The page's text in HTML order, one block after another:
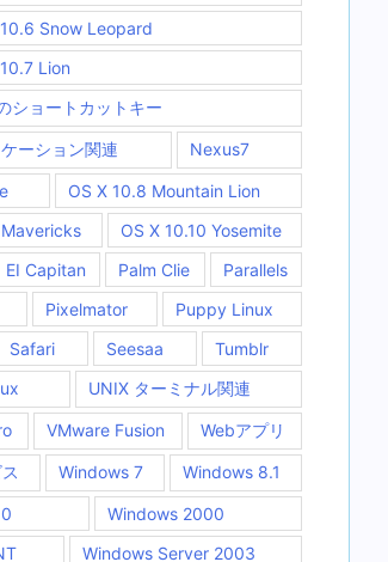
Snow Leopard
Lion
ショートカットキー
ーション関連 Nexus7
OS X 10.8 Mountain Lion
OS X 10.10 Yosemite
EI Capitan
Palm Clie
Parallels
Pixelmator
Puppy Linux
Safari Seesaa
Tumblr
UNIX ターミナル関連
VMware Fusion Webアプリ
Windows 7 Windows 8.1
Windows 2000
Windows Server 2003